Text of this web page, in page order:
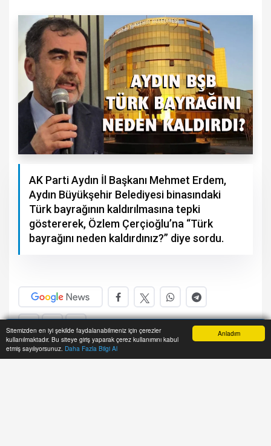
Anladım
Sitemizden en iyi şekilde faydalanabilmeniz için çerezler
kullanılmaktadır. Bu siteye giriş yaparak çerez kullanımını kabul
etmiş sayılıyorsunuz. Daha Fazla Bilgi Al
AK Parti Aydın İl Başkanı Mehmet Erdem,
Aydın Büyükşehir Belediyesi binasındaki
Türk bayrağının kaldırılmasına tepki
göstererek, Özlem Çerçioğlu’na “Türk
bayrağını neden kaldırdınız?” diye sordu.
Cumhurbaşkanı Erdoğan'ın, AK Parti 32.
Anasayfa Haber Ara İhbar Hattı Menu